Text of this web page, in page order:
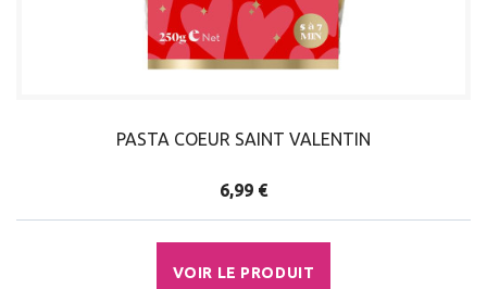
PASTA COEUR SAINT VALENTIN
6,99 €
VOIR LE PRODUIT